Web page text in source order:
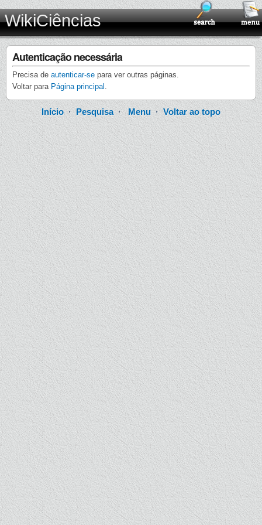
WikiCiências
Autenticação necessária
Precisa de autenticar-se para ver outras páginas.
Voltar para Página principal .
Início · Pesquisa·Menu ·Voltar ao topo